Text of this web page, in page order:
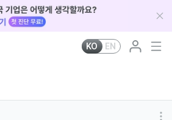
KO EN